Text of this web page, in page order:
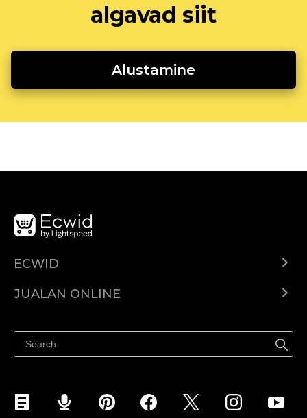
algavad siit
Alustamine
ECWID
Pusat Bantuan
JUALAN ONLINE
Jualan di Facebook